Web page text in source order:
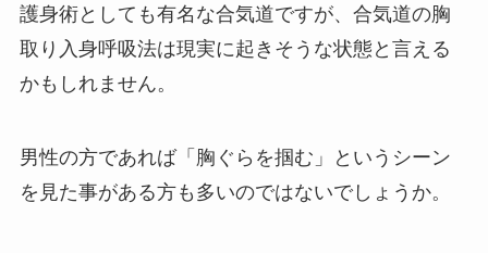
護身術としても有名な合気道ですが、合気道の胸
取り入身呼吸法は現実に起きそうな状態と言える
かもしれません。
男性の方であれば「胸ぐらを掴む」というシーン
を見た事がある方も多いのではないでしょうか。